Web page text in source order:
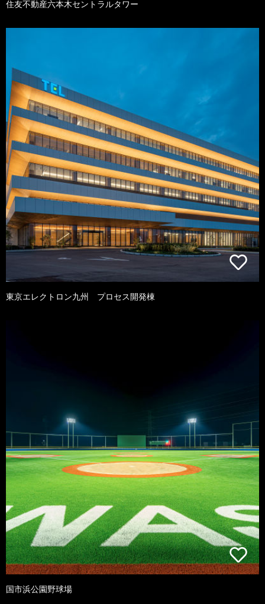
住友不動産六本木セントラルタワー
東京エレクトロン九州 プロセス開発棟
国市浜公園野球場